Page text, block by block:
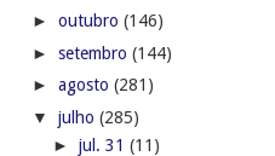
► outubro (146)
► setembro (144)
► agosto (281)
▼ julho (285)
► jul. 31 (11)